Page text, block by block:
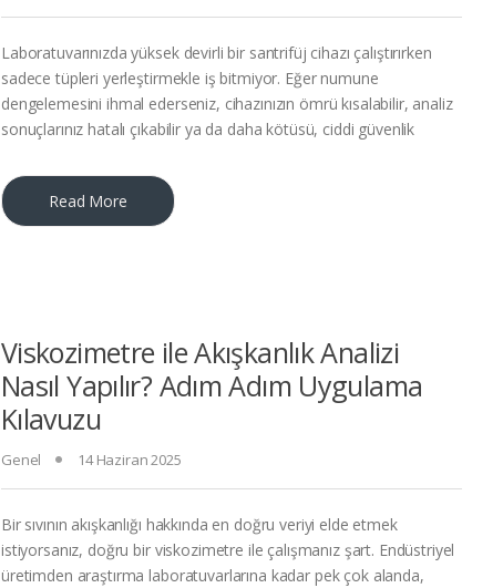
Laboratuvarınızda yüksek devirli bir santrifüj cihazı çalıştırırken
sadece tüpleri yerleştirmekle iş bitmiyor. Eğer numune
dengelemesini ihmal ederseniz, cihazınızın ömrü kısalabilir, analiz
sonuçlarınız hatalı çıkabilir ya da daha kötüsü, ciddi güvenlik
Read More
Viskozimetre ile Akışkanlık Analizi
Nasıl Yapılır? Adım Adım Uygulama
Kılavuzu
Genel 14 Haziran 2025
Bir sıvının akışkanlığı hakkında en doğru veriyi elde etmek
istiyorsanız, doğru bir viskozimetre ile çalışmanız şart. Endüstriyel
üretimden araştırma laboratuvarlarına kadar pek çok alanda,